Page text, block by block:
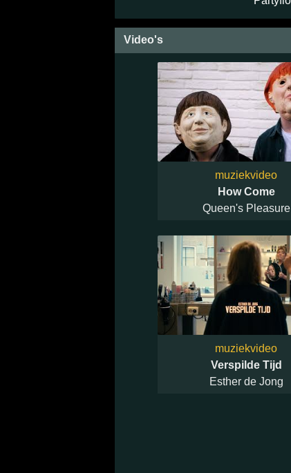
Video's
muziekvideo
How Come
Queen's Pleasure
muziekvideo
Verspilde Tijd
Esther de Jong